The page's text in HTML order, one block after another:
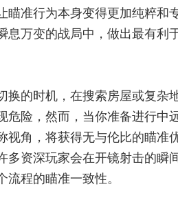
瞄准行为本身变得更加纯粹和
万变的战局中，做出最有利
换的时机，在搜索房屋或复杂
危险，然而，当你准备进行中
视角，将获得无与伦比的瞄准
多资深玩家会在开镜射击的瞬
程的瞄准一致性。